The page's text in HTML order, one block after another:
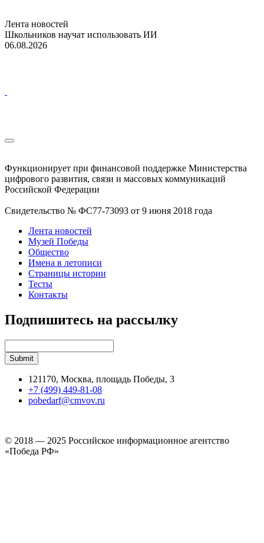
Лента новостей
Школьников научат использовать ИИ
06.08.2026
Функционирует при финансовой поддержке Министерства
цифрового развития, связи и массовых коммуникаций
Российской Федерации
Свидетельство № ФС77-73093 от 9 июня 2018 года
Лента новостей
Музей Победы
Общество
Имена в летописи
Страницы истории
Тесты
Контакты
Подпишитесь на рассылку
121170, Москва, площадь Победы, 3
+7 (499) 449-81-08
pobedarf@cmvov.ru
© 2018 — 2025 Российское информационное агентство
«Победа РФ»